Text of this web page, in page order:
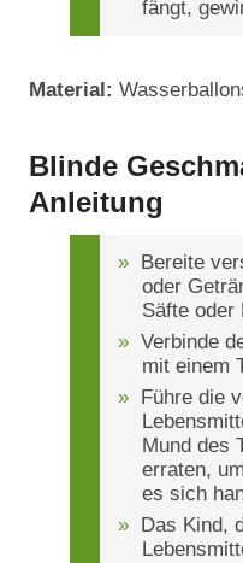
fängt,
Material:
Blinde
Anleitung
Bereite
oder
Säfte oder
Verbinde
mit einem
Führe die
Mund des
erraten,
es sich
Das Kind,